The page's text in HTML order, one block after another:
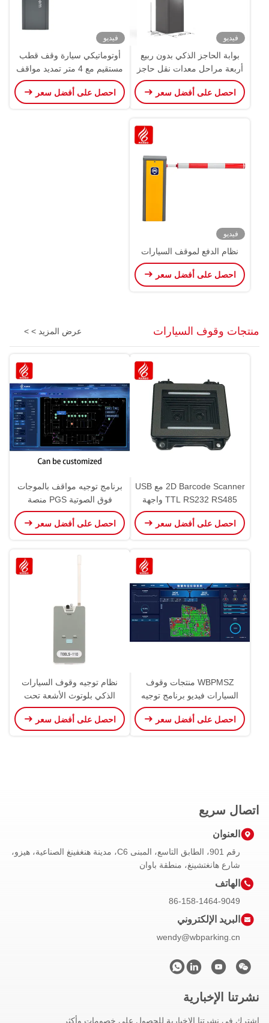
فيديو
بوابة الحاجز الذكي بدون ربيع
أربعة مراحل معدات نقل حاجز
وقوف السيارات
احصل على أفضل سعر
فيديو
أوتوماتيكي سيارة وقف قطب
مستقيم مع 4 متر تمديد مواقف
السيارات الرافعة ذاتية قابلة
للانسحاب
احصل على أفضل سعر
فيديو
نظام الدفع لموقف السيارات
احصل على أفضل سعر
منتجات وقوف السيارات عرض المزيد > >
2D Barcode Scanner مع USB
TTL RS232 RS485 واجهة
معدات وقوف السيارات
احصل على أفضل سعر
برنامج توجيه مواقف بالموجات
فوق الصوتية PGS منصة
الموجات فوق الصوتية PMS
منتجات مواقف
احصل على أفضل سعر
WBPMSZ منتجات وقوف
السيارات فيديو برنامج توجيه
وقوف السيارات نظام VPGS
العثور على سيارتي
احصل على أفضل سعر
نظام توجيه وقوف السيارات
الذكي بلوتوث الأشعة تحت
الحمراء هاتف أندرويد تطبيق
الهاتف المحمول جهاز ضبط
احصل على أفضل سعر
اتصال سريع
العنوان
رقم 901، الطابق التاسع، المبنى C6، مدينة هنغفينغ الصناعية، هيزو،
شارع هانغتشينغ، منطقة باوان
الهاتف
86-158-1464-9049
البريد الإلكتروني
wendy@wbparking.cn
نشرتنا الإخبارية
اشترك في نشرتنا الإخبارية للحصول على خصومات وأكثر.